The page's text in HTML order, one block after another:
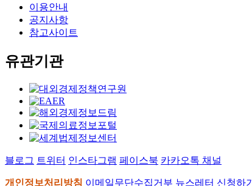
이용안내
공지사항
참고사이트
유관기관
블로그 트위터 인스타그램 페이스북 카카오톡 채널
개인정보처리방침 이메일무단수집거부 뉴스레터 신청하기